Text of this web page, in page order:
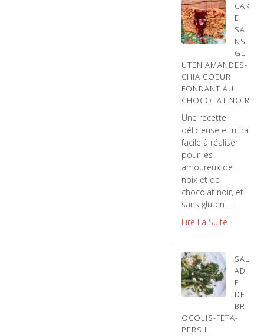
CAK
E
SA
NS
GL
UTEN AMANDES-
CHIA COEUR
FONDANT AU
CHOCOLAT NOIR
Une recette
délicieuse et ultra
facile à réaliser
pour les
amoureux de
noix et de
chocolat noir, et
sans gluten …
Lire La Suite
SAL
AD
E
DE
BR
OCOLIS-FETA-
PERSIL